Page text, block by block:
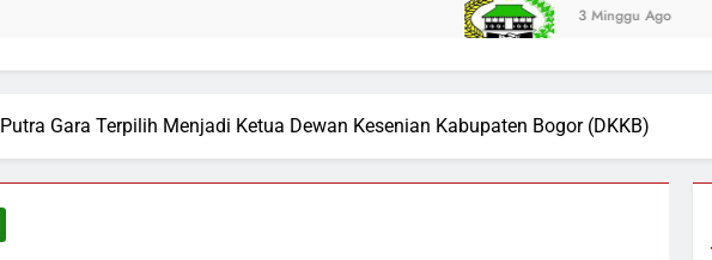
3 Minggu Ago
Putra Gara Terpilih Menjadi Ketua Dewan Kesenian Kabupaten Bogor (DKKB)